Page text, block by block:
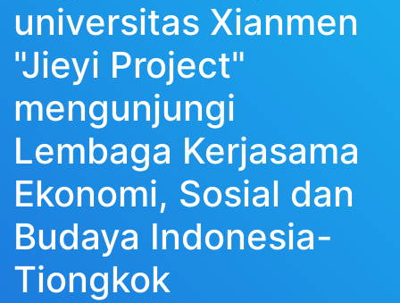
universitas Xianmen
"Jieyi Project"
mengunjungi
Lembaga Kerjasama
Ekonomi, Sosial dan
Budaya Indonesia-
Tiongkok